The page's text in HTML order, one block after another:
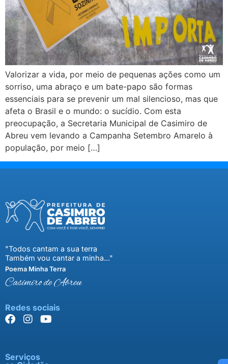
Valorizar a vida, por meio de pequenas ações como um
sorriso, uma abraço e um bate-papo são formas
essenciais para se prevenir um mal silencioso, mas que
afeta o Brasil e o mundo: o sucídio. Com esta
preocupação, a Secretaria Municipal de Casimiro de
Abreu vem levando a Campanha Setembro Amarelo à
população, por meio […]
"Todos cantam a sua terra
Também vou cantar a minha..."
Poema Minha Terra
Casimiro de Abreu
Redes sociais
Serviços